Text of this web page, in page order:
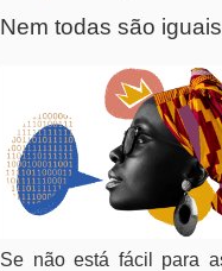
Nem todas são iguais
Se não está fácil para